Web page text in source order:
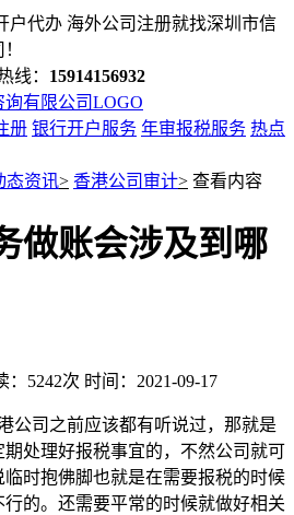
户代办 海外公司注册就找深圳市信
线： 15914156932
册 银行开户服务 年审报税服务 热点
态资讯> 香港公司审计> 查看内容
做账会涉及到哪
：5242次 时间：2021-09-17
司之前应该都有听说过，那就是
处理好报税事宜的，不然公司就可
时抱佛脚也就是在需要报税的时候
的。还需要平常的时候就做好相关